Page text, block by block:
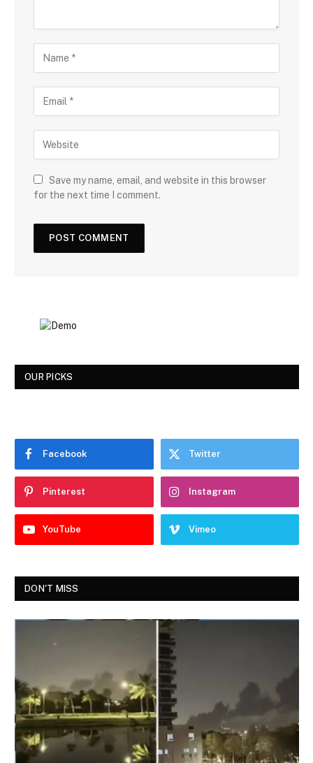
Save my name, email, and website in this browser
for the next time I comment.
OUR PICKS
Facebook Twitter
Pinterest Instagram
YouTube Vimeo
DON'T MISS